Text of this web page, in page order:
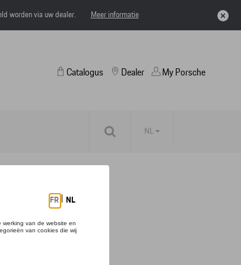
worden via uw dealer. Meer informatie
Catalogus Dealer My Porsche
NL